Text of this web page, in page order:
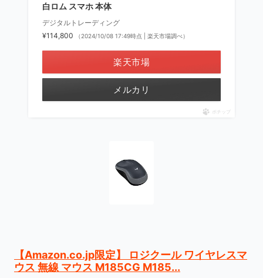
白ロム スマホ 本体
デジタルトレーディング
¥114,800
（2024/10/08 17:49時点 | 楽天市場調べ）
楽天市場
メルカリ
ポチップ
【Amazon.co.jp限定】 ロジクール ワイヤレスマ
ウス 無線 マウス M185CG M185...